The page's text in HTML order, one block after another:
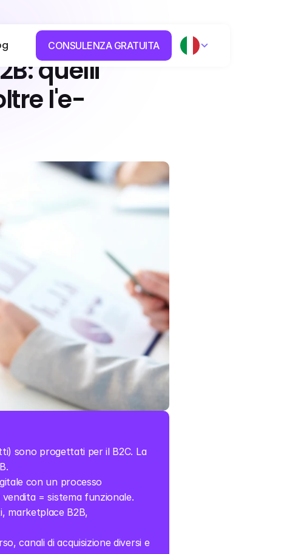
CONSULENZA GRATUITA
quelli
l'e-
sono progettati per il B2C. La
con un processo
= sistema funzionale.
marketplace B2B,
canali di acquisizione diversi e